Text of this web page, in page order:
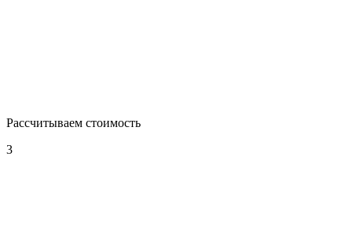
Рассчитываем стоимость
3